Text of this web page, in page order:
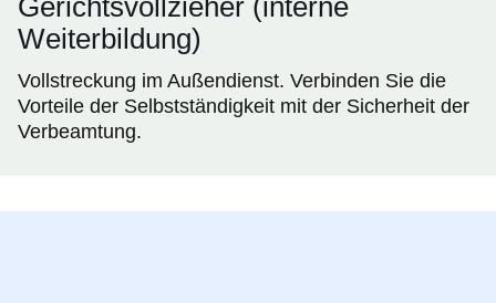
Gerichtsvollzieher (interne
Weiterbildung)
Vollstreckung im Außendienst. Verbinden Sie die
Vorteile der Selbstständigkeit mit der Sicherheit der
Verbeamtung.